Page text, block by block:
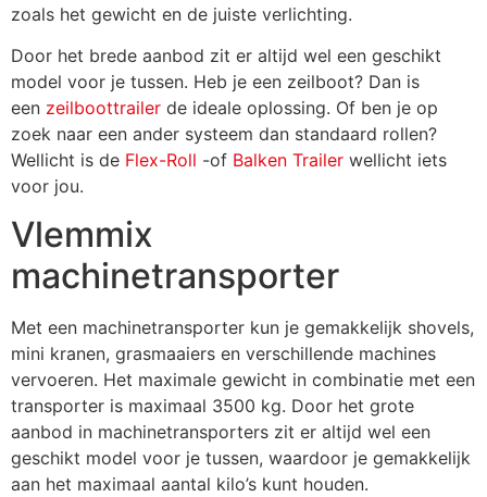
zoals het gewicht en de juiste verlichting.
Door het brede aanbod zit er altijd wel een geschikt
model voor je tussen. Heb je een zeilboot? Dan is
een zeilboottrailer de ideale oplossing. Of ben je op
zoek naar een ander systeem dan standaard rollen?
Wellicht is de Flex-Roll -of Balken Trailer wellicht iets
voor jou.
Vlemmix
machinetransporter
Met een machinetransporter kun je gemakkelijk shovels,
mini kranen, grasmaaiers en verschillende machines
vervoeren. Het maximale gewicht in combinatie met een
transporter is maximaal 3500 kg. Door het grote
aanbod in machinetransporters zit er altijd wel een
geschikt model voor je tussen, waardoor je gemakkelijk
aan het maximaal aantal kilo’s kunt houden.